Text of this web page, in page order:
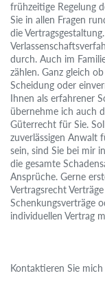
frühzeitige Regelung
Sie in allen Fragen
die
durch. Auch im
zählen. Ganz gleich
Scheidung oder
Ihnen als erfahrener
übernehme ich auch
Güterrecht für Sie.
zuverlässigen Anwalt
sein, sind Sie bei mir
die gesamte
Ansprüche. Gerne
Vertragsrecht
Schenkungsverträge
individuellen Vertrag
Kontaktieren Sie